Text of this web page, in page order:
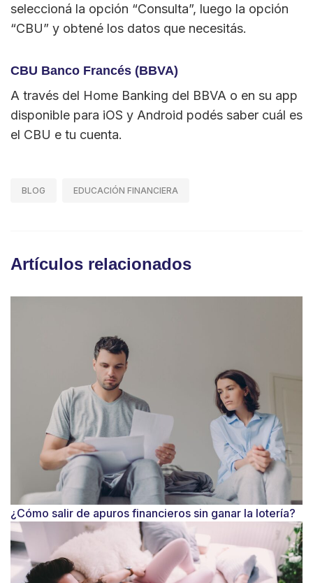
seleccioná la opción “Consulta”, luego la opción
“CBU” y obtené los datos que necesitás.
CBU Banco Francés (BBVA)
A través del Home Banking del BBVA o en su app
disponible para iOS y Android podés saber cuál es
el CBU e tu cuenta.
BLOG EDUCACIÓN FINANCIERA
Artículos relacionados
¿Cómo salir de apuros financieros sin ganar la lotería?